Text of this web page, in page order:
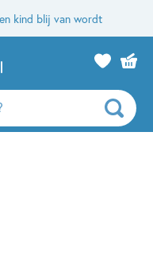
kind blij van wordt